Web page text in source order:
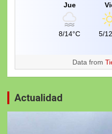
Jue
8/14°C 5/
Data from
Actualidad